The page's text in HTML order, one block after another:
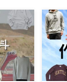
タク）